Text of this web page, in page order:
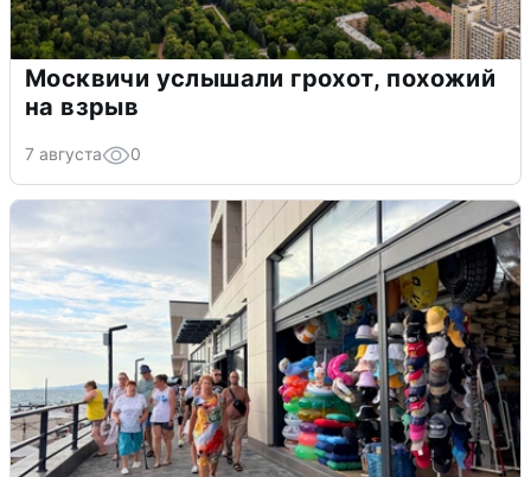
Москвичи услышали грохот, похожий
на взрыв
7 августа 0